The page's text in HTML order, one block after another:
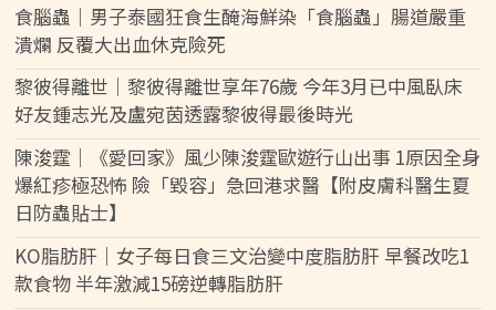
食腦蟲｜男子泰國狂食生醃海鮮染「食腦蟲」腸道嚴重
潰爛 反覆大出血休克險死
黎彼得離世｜黎彼得離世享年76歲 今年3月已中風臥床
好友鍾志光及盧宛茵透露黎彼得最後時光
陳浚霆｜《愛回家》風少陳浚霆歐遊行山出事 1原因全身
爆紅疹極恐怖 險「毀容」急回港求醫【附皮膚科醫生夏
日防蟲貼士】
KO脂肪肝｜女子每日食三文治變中度脂肪肝 早餐改吃1
款食物 半年激減15磅逆轉脂肪肝